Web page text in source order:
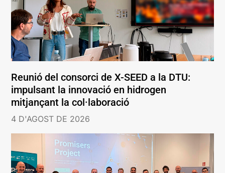
Reunió del consorci de X-SEED a la DTU:
impulsant la innovació en hidrogen
mitjançant la col·laboració
4 D'AGOST DE 2026